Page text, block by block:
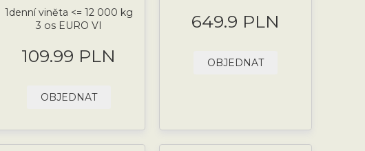
1denní viněta <= 12 000 kg
3 os EURO VI
109.99 PLN
OBJEDNAT
649.9 PLN
OBJEDNAT